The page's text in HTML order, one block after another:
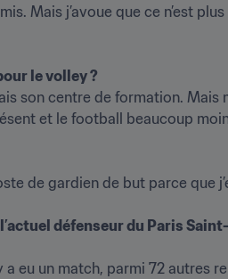
Mais j’avoue que ce n’est
le volley ?
son centre de formation.
et le football beaucoup
de gardien de but parce que
défenseur du Paris
a eu un match, parmi 72 autres